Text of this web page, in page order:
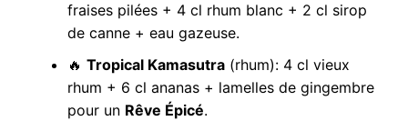
fraises pilées + 4 cl rhum blanc + 2 cl sirop
de canne + eau gazeuse.
🔥 Tropical Kamasutra(rhum): 4 cl vieux
rhum + 6 cl ananas + lamelles de gingembre
pour un Rêve Épicé.